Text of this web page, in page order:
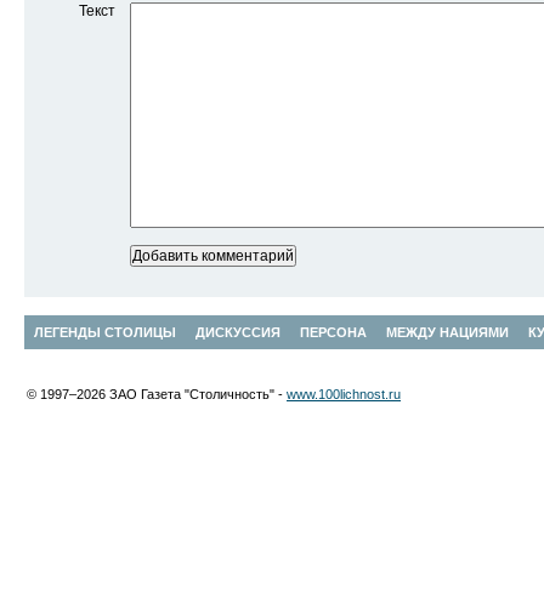
Текст
ЛЕГЕНДЫ СТОЛИЦЫ ДИСКУССИЯ ПЕРСОНА МЕЖДУ НАЦИЯМИ
© 1997–2026 ЗАО Газета "Столичность" - www.100lichnost.ru